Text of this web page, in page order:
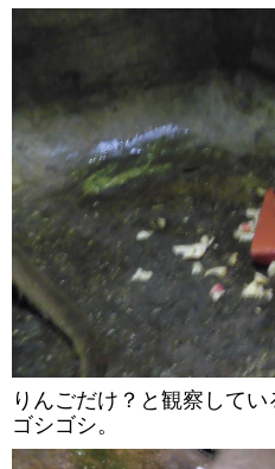
りんごだけ？と観察して
ゴシゴシ。